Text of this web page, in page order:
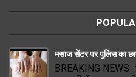
मसाज सेंटर पर पुलिस का
BREAKING